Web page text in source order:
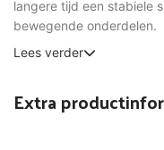
langere tijd een stabiele
bewegende onderdelen.
Lees verder
Extra